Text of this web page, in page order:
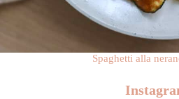
Spaghetti alla